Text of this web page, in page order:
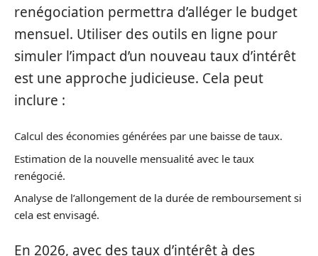
renégociation permettra d’alléger le budget
mensuel. Utiliser des outils en ligne pour
simuler l’impact d’un nouveau taux d’intérêt
est une approche judicieuse. Cela peut
inclure :
Calcul des économies générées par une baisse de taux.
Estimation de la nouvelle mensualité avec le taux
renégocié.
Analyse de l’allongement de la durée de remboursement si
cela est envisagé.
En 2026, avec des taux d’intérêt à des